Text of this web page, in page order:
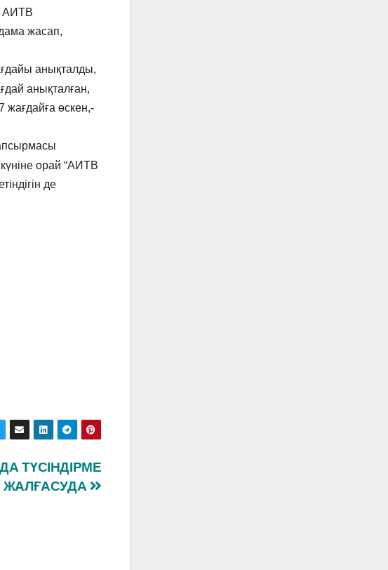
АИТВ
жасап,
анықталды,
анықталған,
өскен,-
орай “АИТВ
де
ТҮСІНДІРМЕ